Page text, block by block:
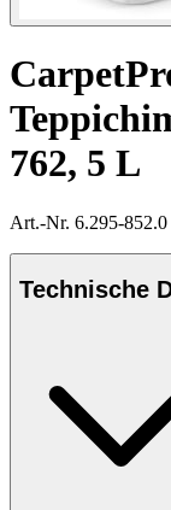
762, 5 L
Art.-Nr. 6.295-852.0
Technische